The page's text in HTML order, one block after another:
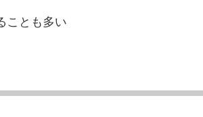
ことも多い